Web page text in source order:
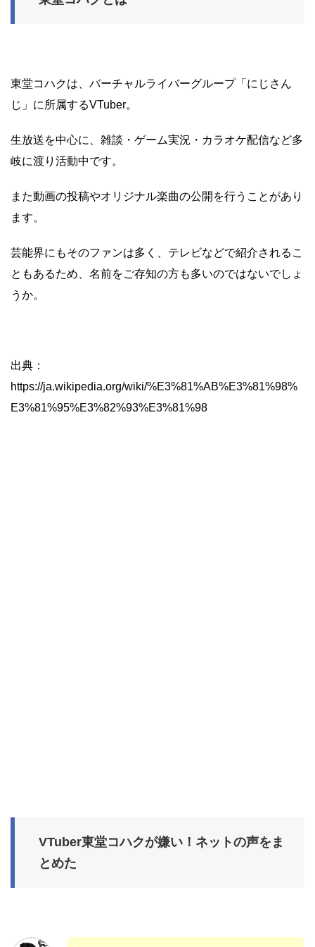
東堂コハクは、バーチャルライバーグループ「にじさん
じ」に所属するVTuber。
生放送を中心に、雑談・ゲーム実況・カラオケ配信など多
岐に渡り活動中です。
また動画の投稿やオリジナル楽曲の公開を行うことがあり
ます。
芸能界にもそのファンは多く、テレビなどで紹介されるこ
ともあるため、名前をご存知の方も多いのではないでしょ
うか。
出典：
https://ja.wikipedia.org/wiki/%E3%81%AB%E3%81%98%
E3%81%95%E3%82%93%E3%81%98
VTuber東堂コハクが嫌い！ネットの声をま
とめた